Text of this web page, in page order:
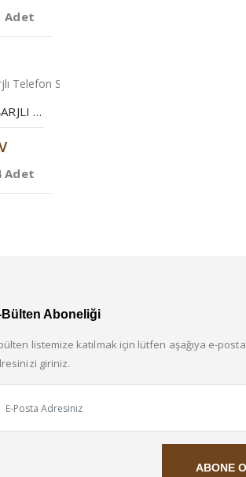
Adet
ARAÇ İÇI WIRELESS ŞARJLI TELEFON STANDI
Adet
Bülten Aboneliği
listemize katılmak için lütfen aşağıya e-posta
giriniz.